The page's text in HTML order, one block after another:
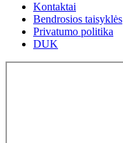
Kontaktai
Bendrosios taisyklės
Privatumo politika
DUK